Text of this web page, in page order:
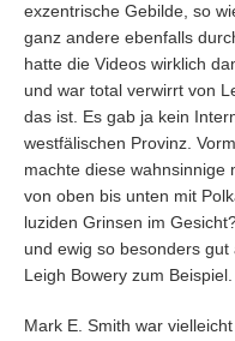
exzentrische Gebilde, so
ganz andere ebenfalls
hatte die Videos wirklich
und war total verwirrt von
das ist. Es gab ja kein
westfälischen Provinz.
machte diese wahnsinnige
von oben bis unten mit
luziden Grinsen im
und ewig so besonders
Leigh Bowery zum Beispiel.
Mark E. Smith war